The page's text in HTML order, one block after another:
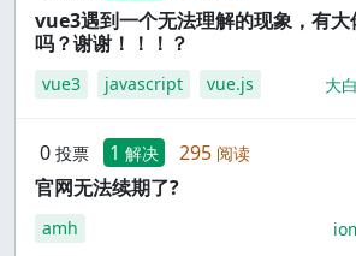
vue3遇到一个无法理解的现象，有
吗？谢谢！！！？
vue3 javascript vue.js 大
0 投票 1 解决 295 阅读
官网无法续期了?
amh